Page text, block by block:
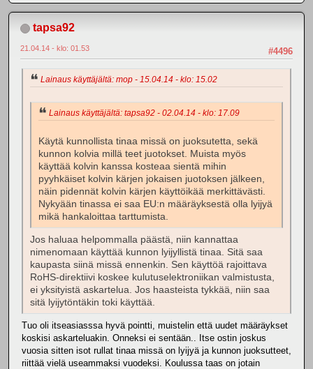
tapsa92
#4496
21.04.14 - klo: 01.53
Lainaus käyttäjältä: mop - 15.04.14 - klo: 15.02
Lainaus käyttäjältä: tapsa92 - 02.04.14 - klo: 17.09
Käytä kunnollista tinaa missä on juoksutetta, sekä
kunnon kolvia millä teet juotokset. Muista myös
käyttää kolvin kanssa kosteaa sientä mihin
pyyhkäiset kolvin kärjen jokaisen juotoksen jälkeen,
näin pidennät kolvin kärjen käyttöikää merkittävästi.
Nykyään tinassa ei saa EU:n määräyksestä olla lyijyä
mikä hankaloittaa tarttumista.
Jos haluaa helpommalla päästä, niin kannattaa
nimenomaan käyttää kunnon lyijyllistä tinaa. Sitä saa
kaupasta siinä missä ennenkin. Sen käyttöä rajoittava
RoHS-direktiivi koskee kulutuselektroniikan valmistusta,
ei yksityistä askartelua. Jos haasteista tykkää, niin saa
sitä lyijytöntäkin toki käyttää.
Tuo oli itseasiasssa hyvä pointti, muistelin että uudet määräykset
koskisi askarteluakin. Onneksi ei sentään.. Itse ostin joskus
vuosia sitten isot rullat tinaa missä on lyijyä ja kunnon juoksutteet,
riittää vielä useammaksi vuodeksi. Koulussa taas on jotain